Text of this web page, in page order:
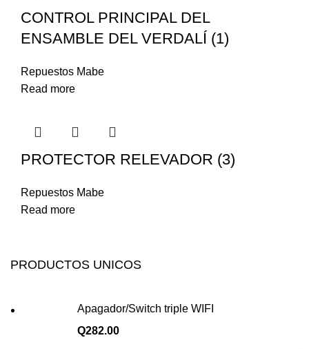
CONTROL PRINCIPAL DEL
ENSAMBLE DEL VERDALÍ (1)
Repuestos Mabe
Read more
PROTECTOR RELEVADOR (3)
Repuestos Mabe
Read more
PRODUCTOS UNICOS
Apagador/Switch triple WIFI
Q282.00